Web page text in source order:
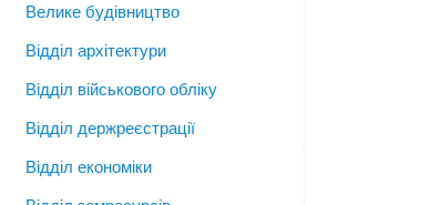
Велике будівництво
Відділ архітектури
Відділ військового обліку
Відділ держреєстрації
Відділ економіки